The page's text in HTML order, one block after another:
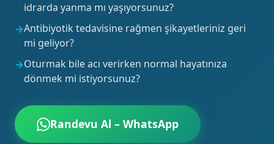
idrarda yanma mı yaşıyorsunuz?
Antibiyotik tedavisine rağmen şikayetleriniz geri
mi geliyor?
Oturmak bile acı verirken normal hayatınıza
dönmek mi istiyorsunuz?
Randevu Al – WhatsApp